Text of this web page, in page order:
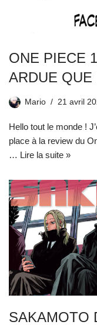
ONE PIECE
ARDUE QUE
Mario 21 avril
Hello tout le monde !
place à la review du
… Lire la suite »
SAKAMOTO